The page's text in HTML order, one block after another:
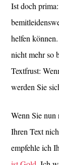
Ist doch
helfen
nicht mehr so
Textfrust:
werden Sie
Wenn Sie nun
Ihren Text
empfehle ich